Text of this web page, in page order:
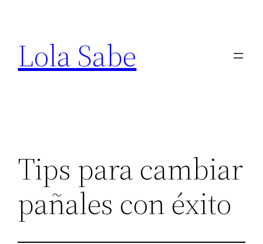
contenido
Lola Sabe
Tips para cambiar
pañales con éxito